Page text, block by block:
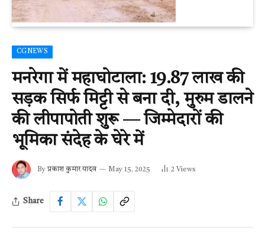
CGNEWS
मनरेगा में महाघोटाला: 19.87 लाख की
सड़क सिर्फ मिट्टी से बना दी, मुरुम डालने
की लीपापोती शुरू — जिम्मेदारों की
भूमिका संदेह के घेरे में
By प्रकाश कुमार यादव May 15, 2025 2 Views
Share